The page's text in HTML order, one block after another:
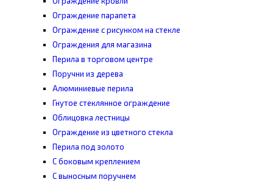
Ограждение парапета
Ограждение с рисунком на стекле
Ограждения для магазина
Перила в торговом центре
Поручни из дерева
Алюминиевые перила
Гнутое стеклянное ограждение
Облицовка лестницы
Ограждение из цветного стекла
Перила под золото
С боковым креплением
С выносным поручнем